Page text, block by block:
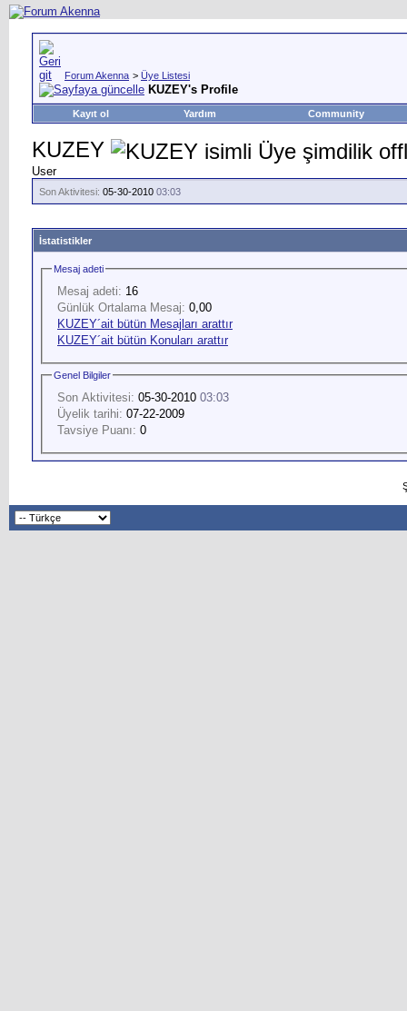
Forum Akenna > Üye Listesi
KUZEY's Profile
Kayıt ol Yardım Community
KUZEY
User
Son Aktivitesi: 05-30-2010 03:03
İstatistikler
Mesaj adeti
Mesaj adeti: 16
Günlük Ortalama Mesaj: 0,00
KUZEY´ait bütün Mesajları arattır
KUZEY´ait bütün Konuları arattır
Genel Bilgiler
Son Aktivitesi: 05-30-2010 03:03
Üyelik tarihi: 07-22-2009
Tavsiye Puanı: 0